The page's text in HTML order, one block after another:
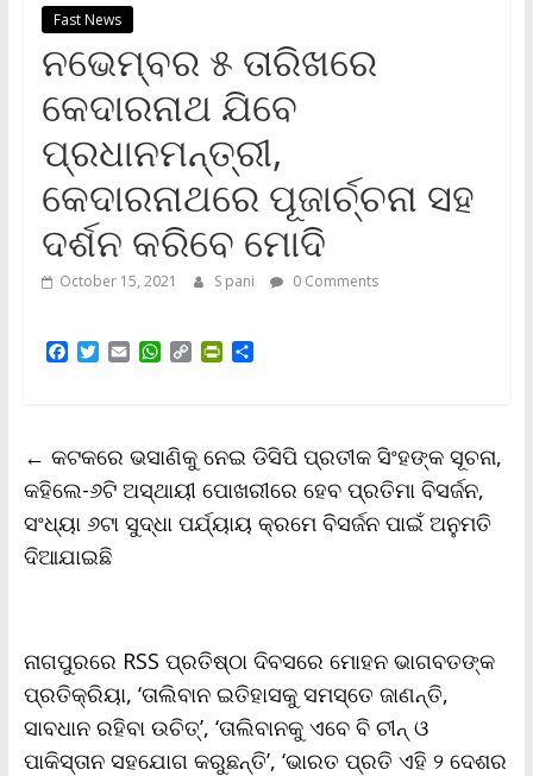
Fast News
ନଭେମ୍ବର ୫ ତାରିଖରେ
କେଦାରନାଥ ଯିବେ
ପ୍ରଧାନମନ୍ତ୍ରୀ,
କେଦାରନାଥରେ ପୂଜାର୍ଚ୍ଚନା ସହ
ଦର୍ଶନ କରିବେ ମୋଦି
October 15, 2021 S pani 0 Comments
F
o
o
k
T
e
r
E
W
A
p
p
C
i
n
k
P
F
r
i
e
S
← କଟକରେ ଭସାଣିକୁ ନେଇ ଡିସିପି ପ୍ରତୀକ ସିଂହଙ୍କ ସୂଚନା,
କହିଲେ-୬ଟି ଅସ୍ଥାୟୀ ପୋଖରୀରେ ହେବ ପ୍ରତିମା ବିସର୍ଜନ,
ସଂଧ୍ୟା ୬ଟା ସୁଦ୍ଧା ପର୍ଯ୍ୟାୟ କ୍ରମେ ବିସର୍ଜନ ପାଇଁ ଅନୁମତି
ଦିଆଯାଇଛି
ନାଗପୁରରେ RSS ପ୍ରତିଷ୍ଠା ଦିବସରେ ମୋହନ ଭାଗବତଙ୍କ
ପ୍ରତିକ୍ରିୟା, ‘ତାଲିବାନ ଇତିହାସକୁ ସମସ୍ତେ ଜାଣନ୍ତି,
ସାବଧାନ ରହିବା ଉଚିତ୍’, ‘ତାଲିବାନକୁ ଏବେ ବି ଚୀନ୍ ଓ
ପାକିସ୍ତାନ ସହଯୋଗ କରୁଛନ୍ତି’, ‘ଭାରତ ପ୍ରତି ଏହି ୨ ଦେଶର